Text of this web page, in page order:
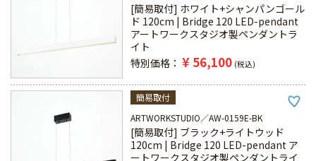
[簡易取付] ホワイト+シャンパンゴール
ド 120cm | Bridge 120 LED-pendant
アートワークスタジオ製ペンダントラ
イト
特別価格
¥ 56,100 税込
簡易取付
ARTWORKSTUDIO
AW-0159E-BK
[簡易取付] ブラック+ライトウッド
120cm | Bridge 120 LED-pendant ア
ートワークスタジオ製ペンダントライ